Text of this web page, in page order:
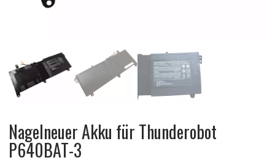
Nagelneuer Akku für Thunderobot
P640BAT-3